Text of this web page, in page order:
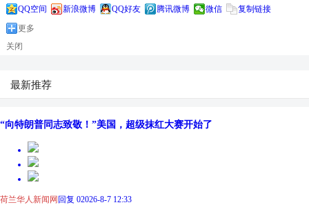
QQ空间 新浪微博 QQ好友 腾讯微博 微信
复制链接
更多
关闭
最新推荐
“向特朗普同志致敬！”美国，超级抹红大赛开始了
荷兰华人新闻网回复 02026-8-7 12:33